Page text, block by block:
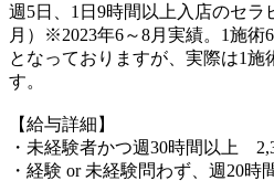
週5日、1日9時間以上入店のセラ
月）※2023年6～8月実績。1施
となっておりますが、実際は1施
す。
【給与詳細】
・未経験者かつ週30時間以上
・経験 or 未経験問わず、週20